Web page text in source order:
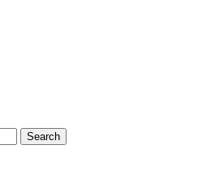
Search